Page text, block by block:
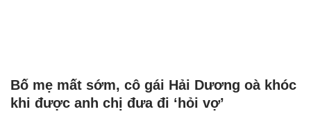
Bố mẹ mất sớm, cô gái Hải Dương oà khóc
khi được anh chị đưa đi ‘hỏi vợ’